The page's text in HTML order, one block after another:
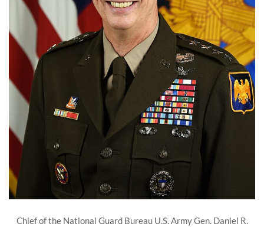
Chief of the National Guard Bureau U.S. Army Gen. Daniel R.